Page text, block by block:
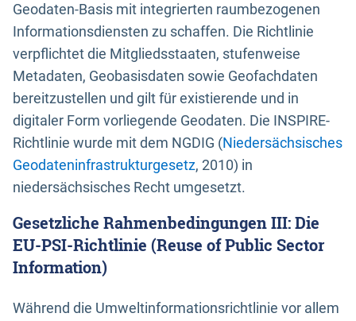
Geodaten-Basis mit integrierten raumbezogenen
Informationsdiensten zu schaffen. Die Richtlinie
verpflichtet die Mitgliedsstaaten, stufenweise
Metadaten, Geobasisdaten sowie Geofachdaten
bereitzustellen und gilt für existierende und in
digitaler Form vorliegende Geodaten. Die INSPIRE-
Richtlinie wurde mit dem NGDIG (Niedersächsisches
Geodateninfrastrukturgesetz, 2010) in
niedersächsisches Recht umgesetzt.
Gesetzliche Rahmenbedingungen III: Die
EU-PSI-Richtlinie (Reuse of Public Sector
Information)
Während die Umweltinformationsrichtlinie vor allem